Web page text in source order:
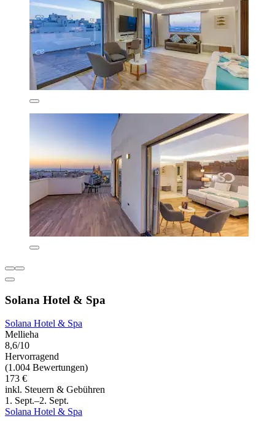
Solana Hotel & Spa
Solana Hotel & Spa
Mellieha
8,6/10
Hervorragend
(1.004 Bewertungen)
173 €
inkl. Steuern & Gebühren
1. Sept.–2. Sept.
Solana Hotel & Spa